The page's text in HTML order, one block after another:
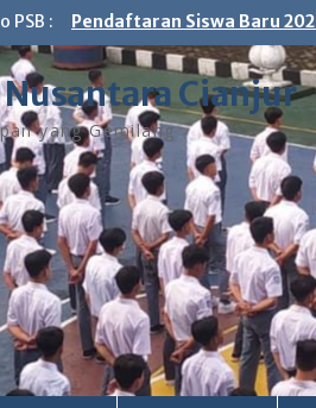
PSB :
Pendaftaran Siswa Baru
Nusantara Cianjur
yang Gemilang